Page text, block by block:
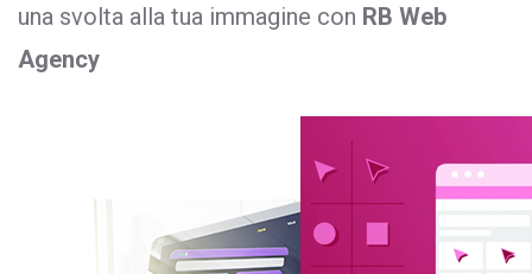
una svolta alla tua immagine con RB Web
Agency